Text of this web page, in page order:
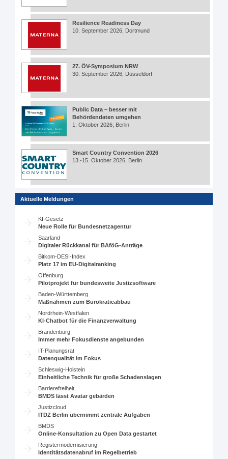
Resilience Readiness Day
10. September 2026, Dortmund
27. ÖV-Symposium NRW
30. September 2026, Düsseldorf
Public Data – besser mit
Behördendaten umgehen
1. Oktober 2026, Berlin
Smart Country Convention 2026
13.-15. Oktober 2026, Berlin
Aktuelle Meldungen
KI-Gesetz
Neue Rolle für Bundesnetzagentur
Saarland
Digitaler Rückkanal für BAföG-Anträge
Bitkom-DESI-Index
Platz 17 im EU-Digitalranking
Offenburg
Pilotprojekt für bundesweite Justizsoftware
Baden-Württemberg
Maßnahmen zum Bürokratieabbau
Nordrhein-Westfalen
KI-Chatbot für die Finanzverwaltung
Brandenburg
Immer mehr Fokusdienste angebunden
IT-Planungsrat
Datenqualität im Fokus
Schleswig-Holstein
Einheitliche Technik für große Schadenslagen
Barrierefreiheit
BMDS lässt Avatar gebärden
Justizcloud
ITDZ Berlin übernimmt zentrale Aufgaben
BMDS
Online-Konsultation zu Open Data gestartet
Registermodernisierung
Identitätsdatenabruf im Regelbetrieb